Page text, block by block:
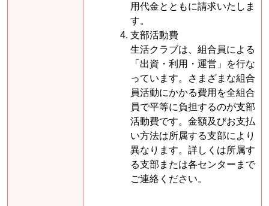
用代金とともに請求いたしま
す。
支部活動費
生活クラブは、組合員による
「出資・利用・運営」を行な
っています。さまざまな組合
員活動にかかる費用を全組合
員で平等に負担するのが支部
活動費です。金額及びお支払
い方法は所属する支部により
異なります。詳しくは所属す
る支部または各センターまで
ご連絡ください。